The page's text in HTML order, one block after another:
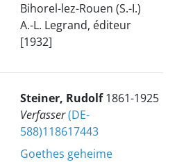
Bihorel-lez-Rouen (S.-I.)
A.-L. Legrand, éditeur
[1932]
Steiner, Rudolf1861-1925
Verfasser(DE-
588)118617443
Goethes geheime